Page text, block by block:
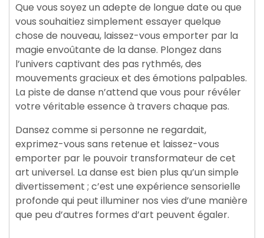
Que vous soyez un adepte de longue date ou que
vous souhaitiez simplement essayer quelque
chose de nouveau, laissez-vous emporter par la
magie envoûtante de la danse. Plongez dans
l’univers captivant des pas rythmés, des
mouvements gracieux et des émotions palpables.
La piste de danse n’attend que vous pour révéler
votre véritable essence à travers chaque pas.
Dansez comme si personne ne regardait,
exprimez-vous sans retenue et laissez-vous
emporter par le pouvoir transformateur de cet
art universel. La danse est bien plus qu’un simple
divertissement ; c’est une expérience sensorielle
profonde qui peut illuminer nos vies d’une manière
que peu d’autres formes d’art peuvent égaler.